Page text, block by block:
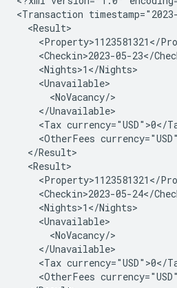
<Transaction
<Tax
<OtherFees
<Tax
<OtherFees